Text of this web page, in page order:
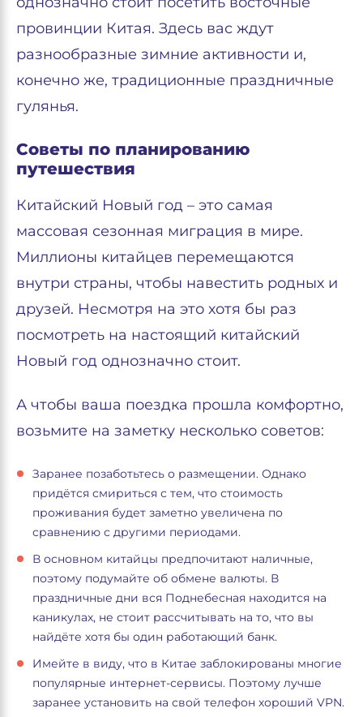
провинции Китая. Здесь вас ждут
разнообразные зимние активности и,
конечно же, традиционные праздничные
гулянья.
Советы по планированию
путешествия
Китайский Новый год – это самая
массовая сезонная миграция в мире.
Миллионы китайцев перемещаются
внутри страны, чтобы навестить родных и
друзей. Несмотря на это хотя бы раз
посмотреть на настоящий китайский
Новый год однозначно стоит.
А чтобы ваша поездка прошла комфортно,
возьмите на заметку несколько советов:
Заранее позаботьтесь о размещении. Однако
придётся смириться с тем, что стоимость
проживания будет заметно увеличена по
сравнению с другими периодами.
В основном китайцы предпочитают наличные,
поэтому подумайте об обмене валюты. В
праздничные дни вся Поднебесная находится на
каникулах, не стоит рассчитывать на то, что вы
найдёте хотя бы один работающий банк.
Имейте в виду, что в Китае заблокированы многие
популярные интернет-сервисы. Поэтому лучше
заранее установить на свой телефон хороший VPN.